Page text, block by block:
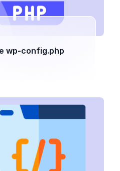
wp-config.php